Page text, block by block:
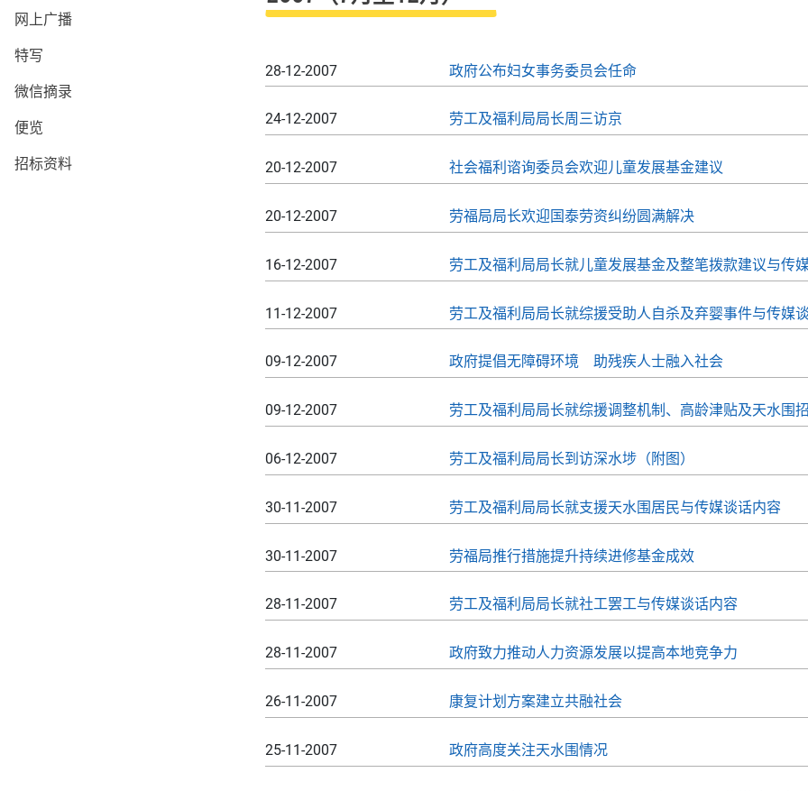
网上广播
特写
微信摘录
便览
招标资料
政府公布妇女事务委员会任命
28-12-2007
劳工及福利局局长周三访京
24-12-2007
社会福利谘询委员会欢迎儿童发展基金建议
20-12-2007
劳福局局长欢迎国泰劳资纠纷圆满解决
20-12-2007
劳工及福利局局长就儿童发展基金及整笔拨款建议与传
16-12-2007
劳工及福利局局长就综援受助人自杀及弃婴事件与传媒
11-12-2007
政府提倡无障碍环境 助残疾人士融入社会
09-12-2007
劳工及福利局局长就综援调整机制、高龄津贴及天水围
09-12-2007
劳工及福利局局长到访深水埗（附图）
06-12-2007
劳工及福利局局长就支援天水围居民与传媒谈话内容
30-11-2007
劳福局推行措施提升持续进修基金成效
30-11-2007
劳工及福利局局长就社工罢工与传媒谈话内容
28-11-2007
政府致力推动人力资源发展以提高本地竞争力
28-11-2007
康复计划方案建立共融社会
26-11-2007
政府高度关注天水围情况
25-11-2007